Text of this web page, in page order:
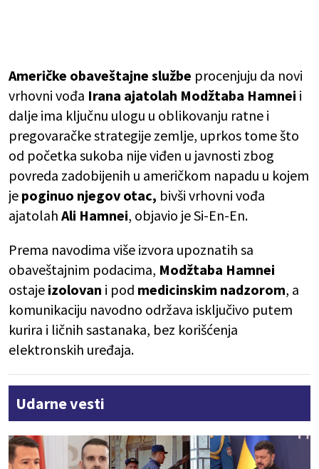
Američke obaveštajne službe procenjuju da novi
vrhovni vođa Irana ajatolah Modžtaba Hamnei i
dalje ima ključnu ulogu u oblikovanju ratne i
pregovaračke strategije zemlje, uprkos tome što
od početka sukoba nije viđen u javnosti zbog
povreda zadobijenih u američkom napadu u kojem
je poginuo njegov otac, bivši vrhovni vođa
ajatolah Ali Hamnei, objavio je Si-En-En.
Prema navodima više izvora upoznatih sa
obaveštajnim podacima, Modžtaba Hamnei
ostaje izolovan i pod medicinskim nadzorom, a
komunikaciju navodno održava isključivo putem
kurira i ličnih sastanaka, bez korišćenja
elektronskih uređaja.
Udarne vesti